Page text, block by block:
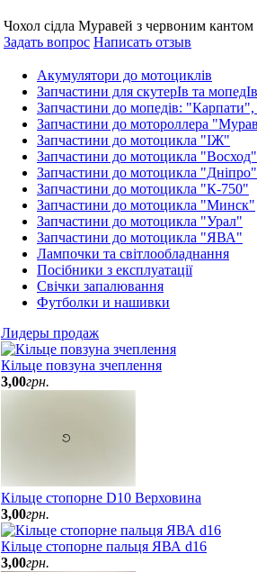
Чохол сідла Муравей з червоним кантом
Задать вопрос Написать отзыв
Акумулятори до мотоциклів
Запчастини для скутерІв та мопедІв
Запчастини до мопедів:
Запчастини до мотороллера
Запчастини до мотоцикла "ІЖ"
Запчастини до мотоцикла "Восход"
Запчастини до мотоцикла "Дніпро"
Запчастини до мотоцикла "К-750"
Запчастини до мотоцикла "Минск"
Запчастини до мотоцикла "Урал"
Запчастини до мотоцикла "ЯВА"
Лампочки та світлообладнання
Посібники з експлуатації
Свічки запалювання
Футболки и нашивки
Лидеры продаж
Кільце повзуна зчеплення
3,00грн.
Кільце стопорне D10 Верховина
3,00грн.
Кільце стопорне пальця ЯВА d16
3,00грн.